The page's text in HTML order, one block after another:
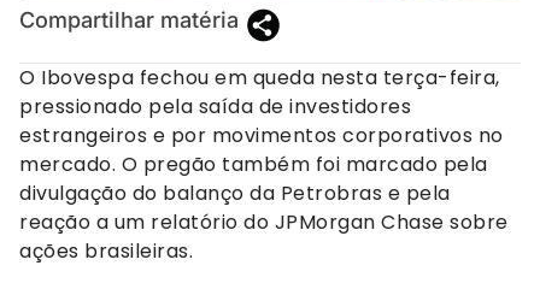
Compartilhar matéria
O Ibovespa fechou em queda nesta terça-feira,
pressionado pela saída de investidores
estrangeiros e por movimentos corporativos no
mercado. O pregão também foi marcado pela
divulgação do balanço da Petrobras e pela
reação a um relatório do JPMorgan Chase sobre
ações brasileiras.